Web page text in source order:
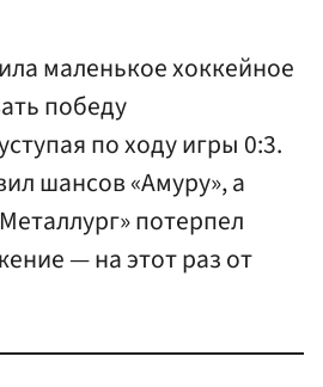
маленькое хоккейное
победу
по ходу игры 0:3.
шансов «Амуру», а
потерпел
— на этот раз от